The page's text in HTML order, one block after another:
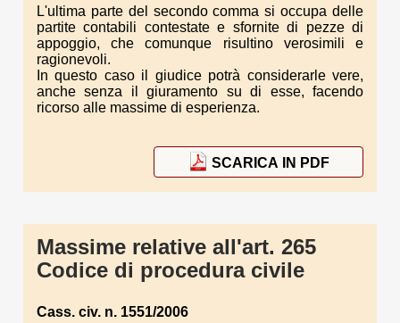
L'ultima parte del secondo comma si occupa delle
partite contabili contestate e sfornite di pezze di
appoggio, che comunque risultino verosimili e
ragionevoli.
In questo caso il giudice potrà considerarle vere,
anche senza il giuramento su di esse, facendo
ricorso alle massime di esperienza.
SCARICA IN PDF
Massime relative all'art. 265
Codice di procedura civile
Cass. civ. n. 1551/2006